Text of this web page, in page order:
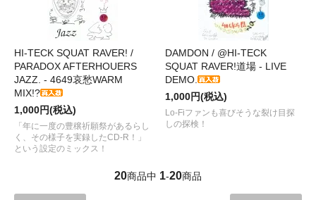
HI-TECK SQUAT RAVER! /
PARADOX AFTERHOUERS
JAZZ. - 4649哀愁WARM
MIX!?
1,000円(税込)
「年に一度の豊穣祈願祭があるらし
く、その様子を実録したCD-R！」
という設定のミックス！
DAMDON / @HI-TECK
SQUAT RAVER!道場 - LIVE
DEMO.
1,000円(税込)
Lo-Fiファンも喜びそうな裂け目探
しの探検！
20商品中 1-20商品